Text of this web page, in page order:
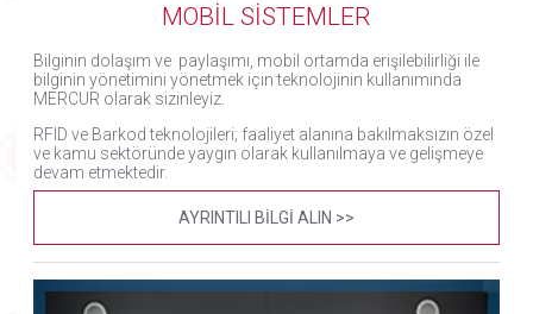
MOBİL SİSTEMLER
Bilginin dolaşım ve paylaşımı, mobil ortamda erişilebilirliği ile
bilginin yönetimini yönetmek için teknolojinin kullanımında
MERCUR olarak sizinleyiz.
RFID ve Barkod teknolojileri; faaliyet alanına bakılmaksızın özel
ve kamu sektöründe yaygın olarak kullanılmaya ve gelişmeye
devam etmektedir.
AYRINTILI BİLGİ ALIN >>